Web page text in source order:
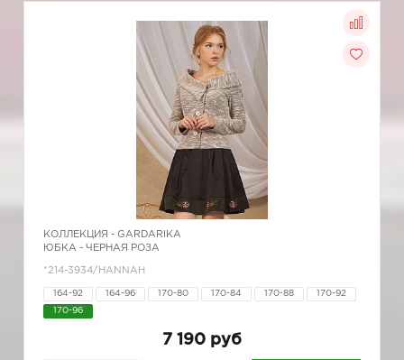
КОЛЛЕКЦИЯ - GARDARIKA
ЮБКА - ЧЕРНАЯ РОЗА
*214-3934/HANNAH
164-92 164-96 170-80 170-84 170-88 170-92
170-96
7 190 руб